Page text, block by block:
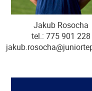
Jakub Rosocha
tel.: 775 901 228